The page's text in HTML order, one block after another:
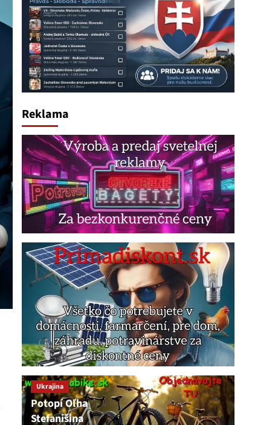
Reklama
Ukrajina
Potopí Oľha
Stefanišina